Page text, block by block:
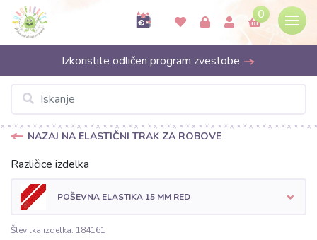
0
Izkoristite odličen program zvestobe
NAZAJ NA ELASTIČNI TRAK ZA ROBOVE
Različice izdelka
POŠEVNA ELASTIKA 15 MM RED
Številka izdelka: 184161